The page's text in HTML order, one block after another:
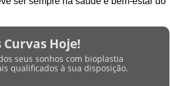
Curvas Hoje!
seus sonhos com bioplastia
qualificados à sua disposição.